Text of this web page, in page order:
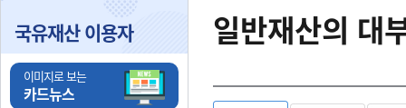
국유재산 이용자
이미지로 보는
카드뉴스
일반재산의 대